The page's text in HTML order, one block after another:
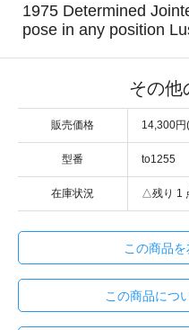
1975 Determined
pose in any position
その他
販売価格 14,300円
型番 to1255
在庫状況 △残り 1
この商品
この商品につ